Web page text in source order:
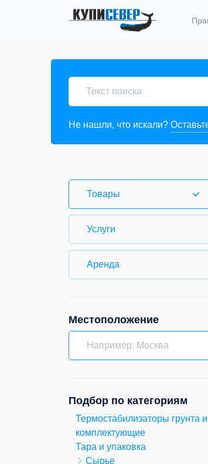
Не нашли, что искали?
Товары
Услуги
Аренда
Местоположение
Подбор по категориям
Термостабилизаторы грунта и
комплектующие
Тара и упаковка
Сырье